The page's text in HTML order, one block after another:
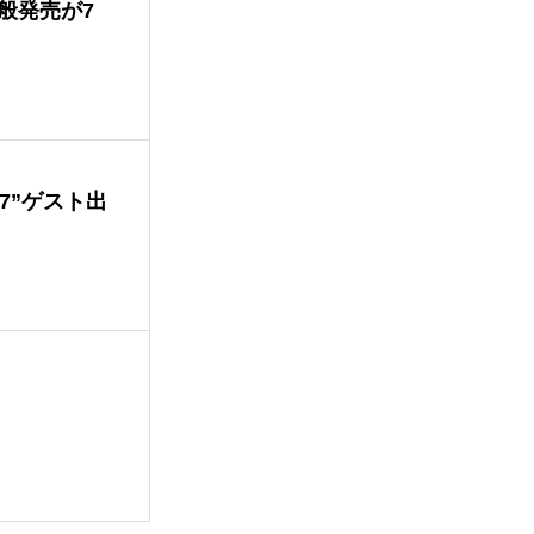
発売が7
ゲスト出